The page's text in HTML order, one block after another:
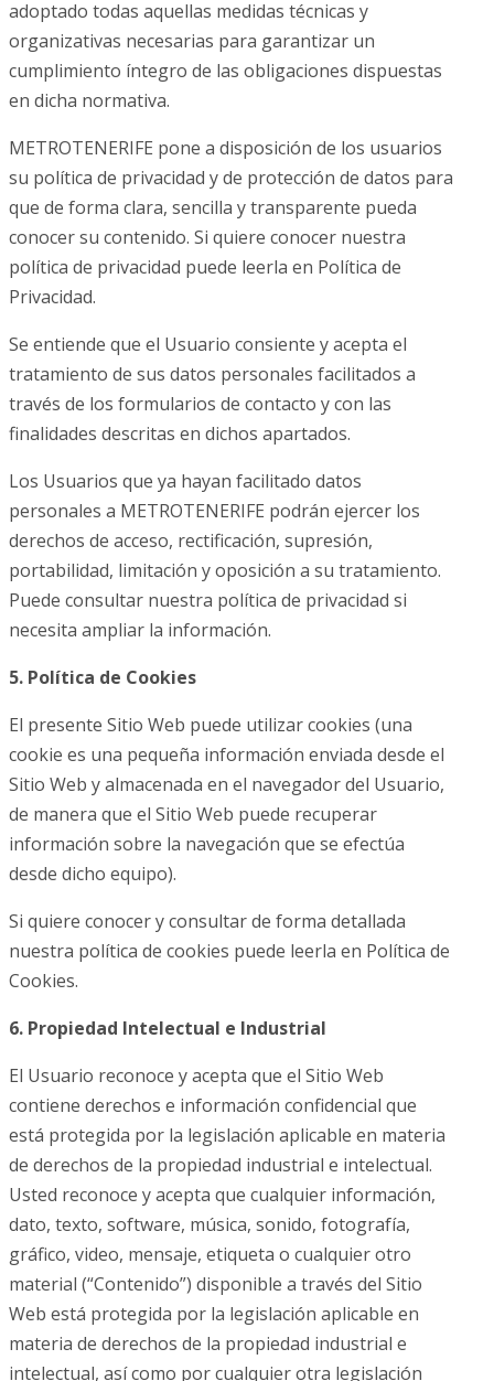
adoptado todas aquellas medidas técnicas y
organizativas necesarias para garantizar un
cumplimiento íntegro de las obligaciones dispuestas
en dicha normativa.
METROTENERIFE pone a disposición de los usuarios
su política de privacidad y de protección de datos para
que de forma clara, sencilla y transparente pueda
conocer su contenido. Si quiere conocer nuestra
política de privacidad puede leerla en Política de
Privacidad.
Se entiende que el Usuario consiente y acepta el
tratamiento de sus datos personales facilitados a
través de los formularios de contacto y con las
finalidades descritas en dichos apartados.
Los Usuarios que ya hayan facilitado datos
personales a METROTENERIFE podrán ejercer los
derechos de acceso, rectificación, supresión,
portabilidad, limitación y oposición a su tratamiento.
Puede consultar nuestra política de privacidad si
necesita ampliar la información.
5. Política de Cookies
El presente Sitio Web puede utilizar cookies (una
cookie es una pequeña información enviada desde el
Sitio Web y almacenada en el navegador del Usuario,
de manera que el Sitio Web puede recuperar
información sobre la navegación que se efectúa
desde dicho equipo).
Si quiere conocer y consultar de forma detallada
nuestra política de cookies puede leerla en Política de
Cookies.
6. Propiedad Intelectual e Industrial
El Usuario reconoce y acepta que el Sitio Web
contiene derechos e información confidencial que
está protegida por la legislación aplicable en materia
de derechos de la propiedad industrial e intelectual.
Usted reconoce y acepta que cualquier información,
dato, texto, software, música, sonido, fotografía,
gráfico, video, mensaje, etiqueta o cualquier otro
material (“Contenido”) disponible a través del Sitio
Web está protegida por la legislación aplicable en
materia de derechos de la propiedad industrial e
intelectual, así como por cualquier otra legislación